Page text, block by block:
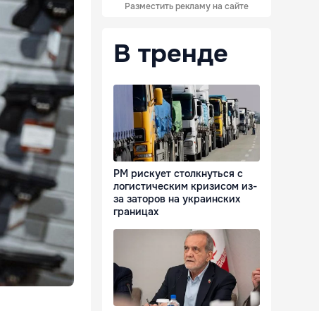
Разместить рекламу на сайте
В тренде
РМ рискует столкнуться с
логистическим кризисом из-
за заторов на украинских
границах